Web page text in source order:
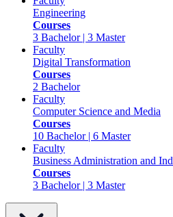
Engineering
Courses
3 Bachelor | 3 Master
Faculty
Digital Transformation
Courses
2 Bachelor
Faculty
Computer Science and Media
Courses
10 Bachelor | 6 Master
Faculty
Business Administration and
Courses
3 Bachelor | 3 Master